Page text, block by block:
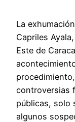
La
Capriles
Este de
controversias
públicas, solo
algunos